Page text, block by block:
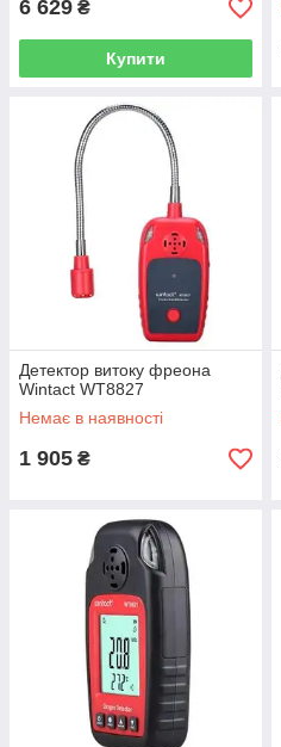
6 629 ₴
Купити
Детектор витоку фреона
Wintact WT8827
Немає в наявності
1 905 ₴